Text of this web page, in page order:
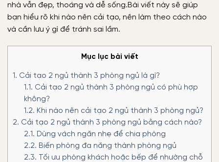
nhà vẫn đẹp, thoáng và dễ sống.Bài viết này sẽ giúp
bạn hiểu rõ khi nào nên cải tạo, nên làm theo cách nào
và cần lưu ý gì để tránh sai lầm.
Mục lục bài viết
1. Cải tạo 2 ngủ thành 3 phòng ngủ là gì?
1.1. Cải tạo 2 ngủ thành 3 phòng ngủ có phù hợp
không?
1.2. Khi nào nên cải tạo 2 ngủ thành 3 phòng ngủ?
2. Cải tạo 2 ngủ thành 3 phòng ngủ bằng cách nào?
2.1. Dùng vách ngăn nhẹ để chia phòng
2.2. Biến phòng đa năng thành phòng ngủ
2.3. Tối ưu phòng khách hoặc bếp để nhường chỗ